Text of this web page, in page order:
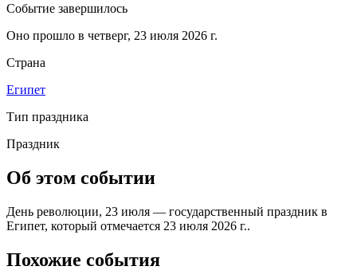
Событие завершилось
Оно прошло в четверг, 23 июля 2026 г.
Страна
Египет
Тип праздника
Праздник
Об этом событии
День революции, 23 июля — государственный праздник в
Египет, который отмечается 23 июля 2026 г..
Похожие события